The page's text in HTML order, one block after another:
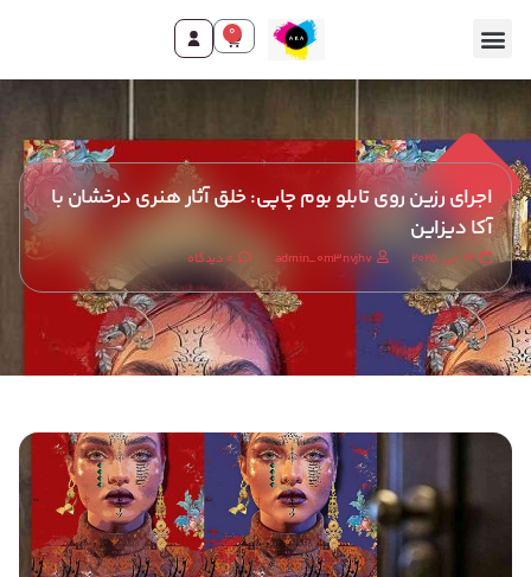
0
اجرای رزین روی تابلو بوم چاپی: خلق آثار هنری درخشان با
آکا دیزاین
24 می 2025 admin_0m3nvjhv 0 دیدگاه